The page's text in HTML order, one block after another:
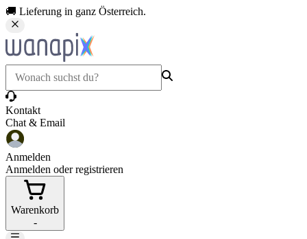
🚚 Lieferung in ganz Österreich.
Kontakt
Chat & Email
Anmelden
Anmelden oder registrieren
Warenkorb
-